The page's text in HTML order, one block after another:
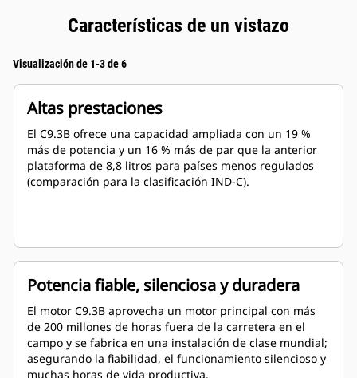
Características de un vistazo
Visualización de 1-3 de 6
Altas prestaciones
El C9.3B ofrece una capacidad ampliada con un 19 %
más de potencia y un 16 % más de par que la anterior
plataforma de 8,8 litros para países menos regulados
(comparación para la clasificación IND-C).
Potencia fiable, silenciosa y duradera
El motor C9.3B aprovecha un motor principal con más
de 200 millones de horas fuera de la carretera en el
campo y se fabrica en una instalación de clase mundial;
asegurando la fiabilidad, el funcionamiento silencioso y
muchas horas de vida productiva.